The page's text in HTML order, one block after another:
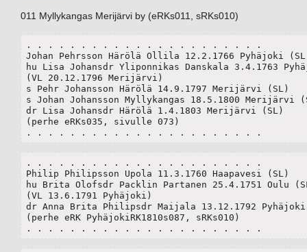
011 Myllykangas Merijärvi by (eRKs011, sRKs010)
. . . . . . . . . . . . . . . . . . . . . .
Johan Pehrsson Härölä Ollila 12.2.1766 Pyhäjoki
hu Lisa Johansdr Yliponnikas Danskala 3.4.1763
(VL 20.12.1796 Merijärvi)
s Pehr Johansson Härölä 14.9.1797 Merijärvi (SL)
s Johan Johansson Myllykangas 18.5.1800 Merijärvi
dr Lisa Johansdr Härölä 1.4.1803 Merijärvi (SL)
(perhe eRKs035, sivulle 073)
. . . . . . . . . . . . . . . . . . . . . .
. . . . . . . . . . . . . . . . . . . . . .
Philip Philipsson Upola 11.3.1760 Haapavesi (SL)
hu Brita Olofsdr Packlin Partanen 25.4.1751 Oulu
(VL 13.6.1791 Pyhäjoki)
dr Anna Brita Philipsdr Maijala 13.12.1792
(perhe eRK PyhäjokiRK1810s087, sRKs010)
. . . . . . . . . . . . . . . . . . . . . .